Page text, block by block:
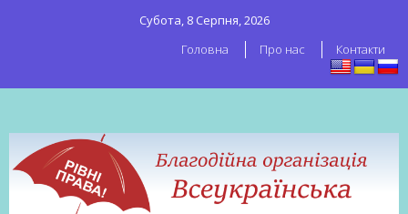
Субота, 8 Серпня, 2026
Головна
Про нас Контакти
робітників